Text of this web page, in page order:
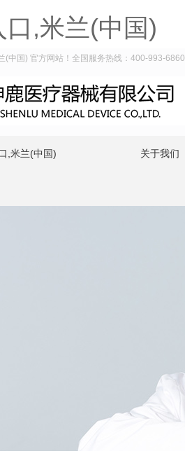
,米兰(中国)
(中国) 官方网站！全国服务热线：400-993-6860
,米兰(中国) 关于我们